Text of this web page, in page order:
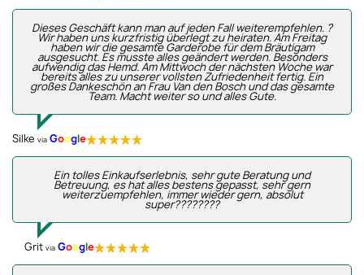
Dieses Geschäft kann man auf jeden Fall weiterempfehlen. ?
Wir haben uns kurzfristig überlegt zu heiraten. Am Freitag
haben wir die gesamte Garderobe für dem Bräutigam
ausgesucht. Es musste alles geändert werden. Besonders
aufwendig das Hemd. Am Mittwoch der nächsten Woche war
bereits alles zu unserer vollsten Zufriedenheit fertig. Ein
großes Dankeschön an Frau Van den Bosch und das gesamte
Team. Macht weiter so und alles Gute.
Silke via Google
Ein tolles Einkaufserlebnis, sehr gute Beratung und
Betreuung, es hat alles bestens gepasst, sehr gern
weiterzuempfehlen, immer wieder gern, absolut
super????????
Grit via Google